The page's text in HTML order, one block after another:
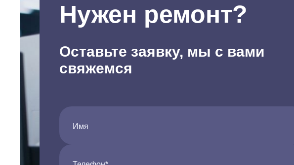
Нужен ремонт?
Оставьте заявку, мы с вами
свяжемся
Имя